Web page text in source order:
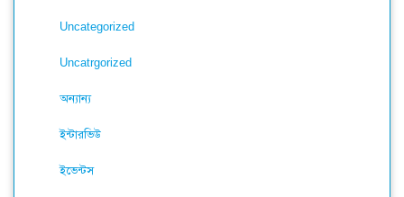
Uncategorized
Uncatrgorized
অন্যান্য
ইন্টারভিউ
ইভেন্টস